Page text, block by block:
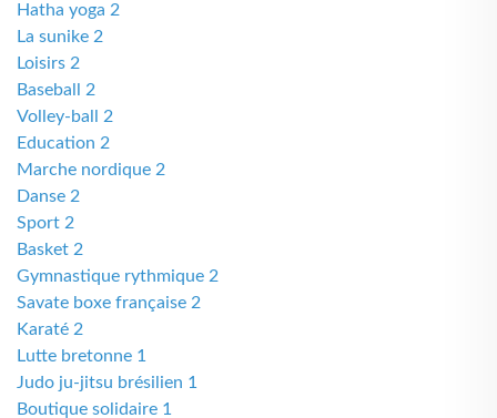
Hatha yoga 2
La sunike 2
Loisirs 2
Baseball 2
Volley-ball 2
Education 2
Marche nordique 2
Danse 2
Sport 2
Basket 2
Gymnastique rythmique 2
Savate boxe française 2
Karaté 2
Lutte bretonne 1
Judo ju-jitsu brésilien 1
Boutique solidaire 1